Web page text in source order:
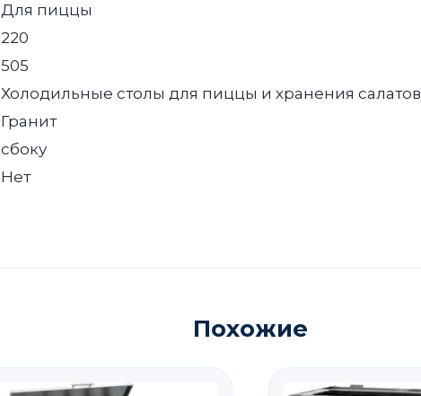
Для пиццы
220
505
Холодильные столы для пиццы и хранения салатов
Гранит
сбоку
Нет
Похожие